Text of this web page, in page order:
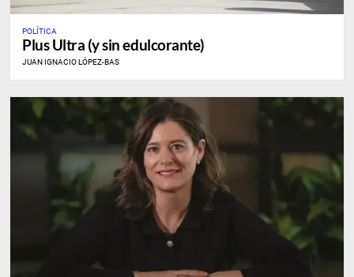
POLÍTICA
Plus Ultra (y sin edulcorante)
JUAN IGNACIO LÓPEZ-BAS